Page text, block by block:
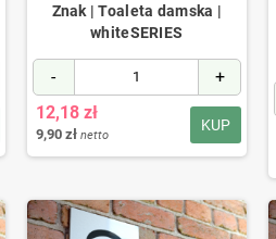
Znak | Toaleta damska |
whiteSERIES
- +
KUP
12,18 zł
9,90 zł netto